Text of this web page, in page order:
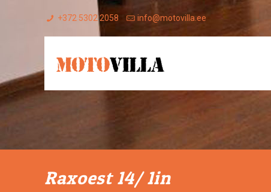
+372 5302 2058 info@motovilla.ee
Raxoest 14/ 1in